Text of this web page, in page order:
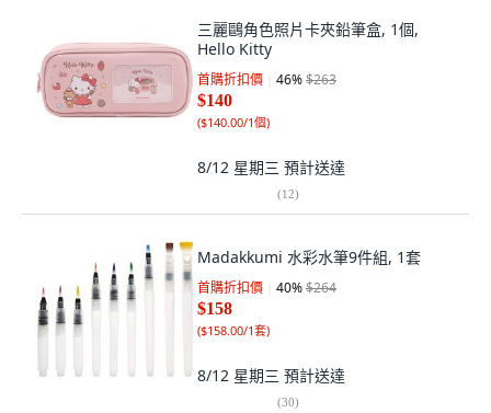
三麗鷗角色照片卡夾鉛筆盒, 1個,
Hello Kitty
首購折扣價 46%$263
$140
($140.00/1個)
8/12 星期三 預計送達
(12)
Madakkumi 水彩水筆9件組, 1套
首購折扣價 40%$264
$158
($158.00/1套)
8/12 星期三 預計送達
(30)